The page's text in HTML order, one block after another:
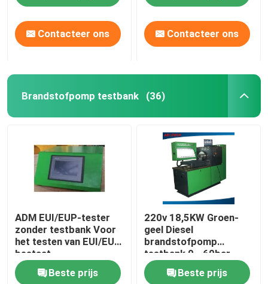
Contacteer ons Contacteer ons
Brandstofpomp testbank (36)
ADM EUI/EUP-tester
zonder testbank Voor
het testen van EUI/EUP
bestaat
Cambox&Controller&
Specific Accessories
Beste prijs
220v 18,5KW Groen-
geel Diesel
brandstofpomp
testbank 0 - 60bar
Beste prijs